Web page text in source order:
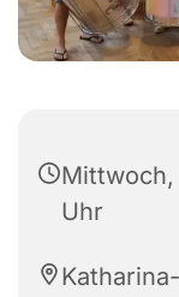
Mittwoch,
Uhr